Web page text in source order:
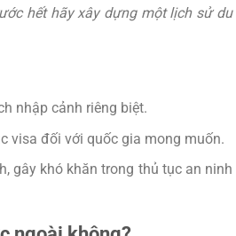
hết hãy xây dựng một lịch sử du
nhập cảnh riêng biệt.
visa đối với quốc gia mong muốn.
gây khó khăn trong thủ tục an ninh